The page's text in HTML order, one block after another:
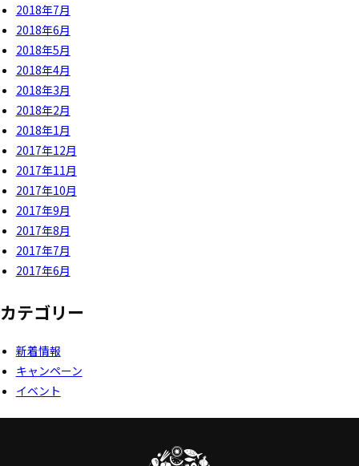
2018年7月
2018年6月
2018年5月
2018年4月
2018年3月
2018年2月
2018年1月
2017年12月
2017年11月
2017年10月
2017年9月
2017年8月
2017年7月
2017年6月
カテゴリー
新着情報
キャンペーン
イベント